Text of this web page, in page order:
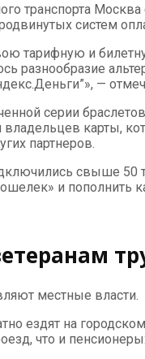
транспорта
систем
тарифную и
разнообразие
—
серии
карты,
партнеров.
свыше 50
и пополнить
местные власти.
ездят на
что и пенсионеры: